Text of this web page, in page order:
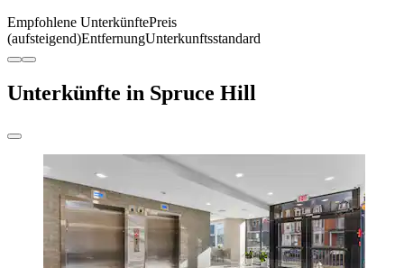
Empfohlene UnterkünftePreis
(aufsteigend)EntfernungUnterkunftsstandard
Unterkünfte in Spruce Hill